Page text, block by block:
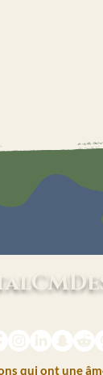
qui ont une